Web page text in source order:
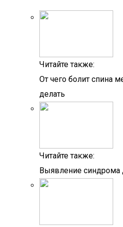
Читайте также:
От чего болит спина
делать
Читайте также:
Выявление синдрома